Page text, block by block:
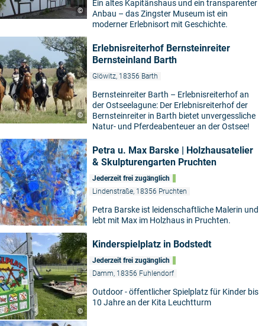
©
Ein altes Kapitänshaus und ein transparenter
Anbau – das Zingster Museum ist ein
moderner Erlebnisort mit Geschichte.
©
Erlebnisreiterhof Bernsteinreiter
Bernsteinland Barth
Glöwitz, 18356 Barth
Bernsteinreiter Barth – Erlebnisreiterhof an
der Ostseelagune: Der Erlebnisreiterhof der
Bernsteinreiter in Barth bietet unvergessliche
Natur- und Pferdeabenteuer an der Ostsee!
©
Petra u. Max Barske | Holzhausatelier
& Skulpturengarten Pruchten
Jederzeit frei zugänglich
Lindenstraße, 18356 Pruchten
Petra Barske ist leidenschaftliche Malerin und
lebt mit Max im Holzhaus in Pruchten.
©
Kinderspielplatz in Bodstedt
Jederzeit frei zugänglich
Damm, 18356 Fuhlendorf
Outdoor - öffentlicher Spielplatz für Kinder bis
10 Jahre an der Kita Leuchtturm